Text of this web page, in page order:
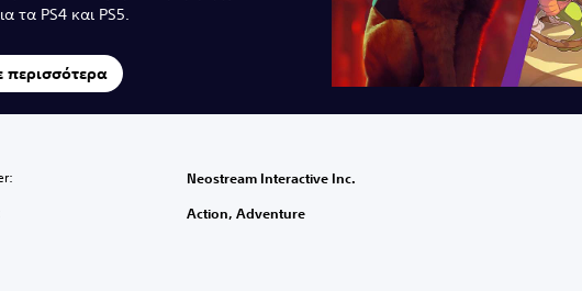
τα PS4 και PS5.
περισσότερα
Neostream Interactive Inc.
Action, Adventure